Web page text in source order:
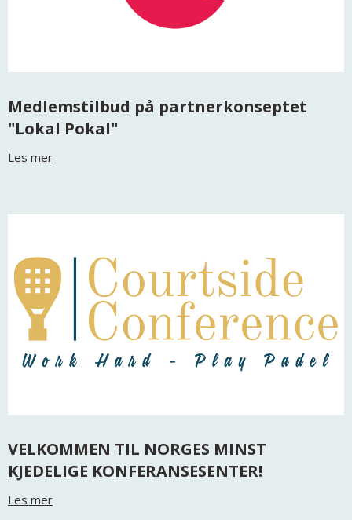
Medlemstilbud på partnerkonseptet
"Lokal Pokal"
Les mer
VELKOMMEN TIL NORGES MINST
KJEDELIGE KONFERANSESENTER!
Les mer